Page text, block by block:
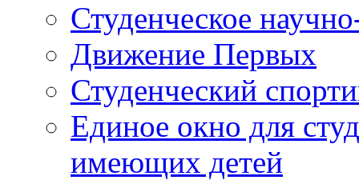
Студенческое
Движение Первых
Студенческий
Единое окно для
имеющих детей